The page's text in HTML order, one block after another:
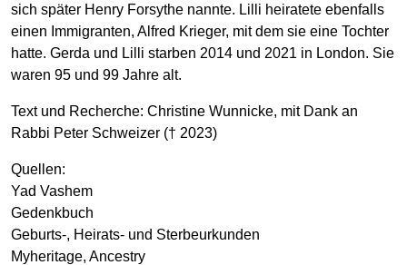
sich später Henry Forsythe nannte. Lilli heiratete ebenfalls
einen Immigranten, Alfred Krieger, mit dem sie eine Tochter
hatte. Gerda und Lilli starben 2014 und 2021 in London. Sie
waren 95 und 99 Jahre alt.
Text und Recherche: Christine Wunnicke, mit Dank an
Rabbi Peter Schweizer († 2023)
Quellen:
Yad Vashem
Gedenkbuch
Geburts-, Heirats- und Sterbeurkunden
Myheritage, Ancestry